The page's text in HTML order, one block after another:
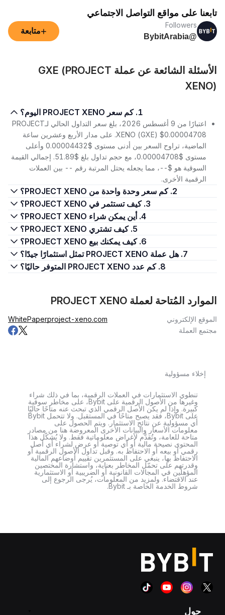
تابعنا على مواقع التواصل الاجتماعي
Followers
@BybitArabia
+متابعة
الأسئلة الشائعة عن عملة GXE (PROJECT
XENO)
1. كم سعر PROJECT XENO اليوم؟
اعتبارًا من 9 أغسطس 2026، بلغ سعر التداول الحالي لـPROJECT
XENO (GXE) $0.00004708. على مدار الأربع وعشرين ساعة
الماضية، تراوح السعر بين أدنى مستوى $0.00004432 وأعلى
مستوى $0.00004708، مع حجم تداول بلغ $51.89. إجمالي القيمة
السوقية هو $--، مما يجعله يحتل المرتبة رقم -- بين العملات
الرقمية الأخرى.
2. كم سعر وحدة واحدة من PROJECT XENO؟
3. كيف تستثمر في PROJECT XENO؟
4. أين يمكن شراء PROJECT XENO؟
5. كيف تشتري PROJECT XENO؟
6. كيف يمكنك بيع PROJECT XENO؟
7. هل عملة PROJECT XENO تمثل استثمارًا جيدًا؟
8. كم عدد PROJECT XENO المتوفر حاليًا؟
الموارد المُتاحة لعملة PROJECT XENO
الموقع الإلكتروني project-xeno.com
WhitePaper
مجتمع العملة
إخلاء مسؤولية
تنطوي الاستثمارات في العملات الرقمية، بما في ذلك شراء
وغيرها من الأصول الرقمية على Bybit، على مخاطر سوقية
كبيرة. وإذا لم يكن الأصل الرقمي الذي تبحث عنه متاحًا حاليًا
على Bybit، فقد يصبح متاحًا في المستقبل. ولا تتحمل Bybit
أي مسؤولية عن نتائج الاستثمار. ويتم الحصول على
معلومات الأسعار والبيانات الأخرى المعروضة هنا من مصادر
متاحة للعامة، وتُقدَّم لأغراض معلوماتية فقط. ولا يُشكّل هذا
المحتوى نصيحة مالية أو أي توصية أو عرض لشراء أي أصل
رقمي أو بيعه أو الاحتفاظ به. وقبل تداول الأصول الرقمية أو
الاحتفاظ بها، ينبغي على المستثمرين تقييم أوضاعهم المالية
وقدرتهم على تحمّل المخاطر بعناية، واستشارة المختصين
المؤهلين في المجالات القانونية أو الضريبية أو الاستثمارية
عند الاقتضاء. ولمزيد من المعلومات، يُرجى الرجوع إلى
شروط الخدمة الخاصة بـ Bybit.
حول